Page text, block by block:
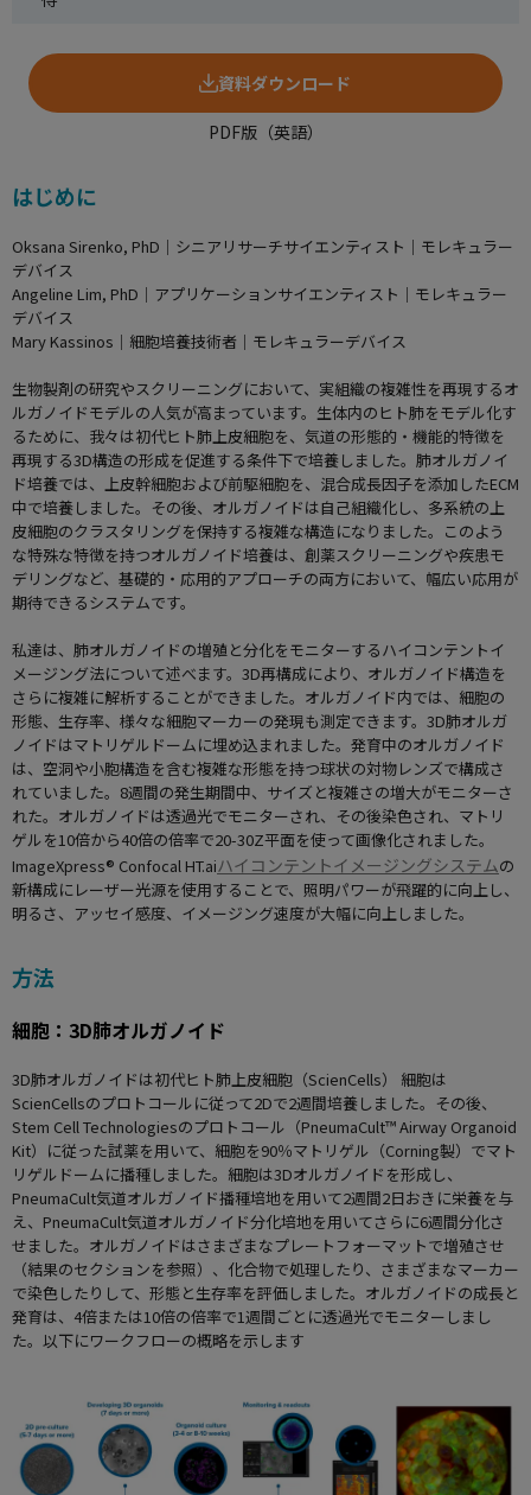
資料ダウンロード
PDF版（英語）
はじめに
Oksana Sirenko, PhD｜シニアリサーチサイエンティスト｜モレキュラー
デバイス
Angeline Lim, PhD｜アプリケーションサイエンティスト｜モレキュラー
デバイス
Mary Kassinos｜細胞培養技術者｜モレキュラーデバイス
生物製剤の研究やスクリーニングにおいて、実組織の複雑性を再現するオ
ルガノイドモデルの人気が高まっています。生体内のヒト肺をモデル化す
るために、我々は初代ヒト肺上皮細胞を、気道の形態的・機能的特徴を
再現する3D構造の形成を促進する条件下で培養しました。肺オルガノイ
ド培養では、上皮幹細胞および前駆細胞を、混合成長因子を添加したECM
中で培養しました。その後、オルガノイドは自己組織化し、多系統の上
皮細胞のクラスタリングを保持する複雑な構造になりました。このよう
な特殊な特徴を持つオルガノイド培養は、創薬スクリーニングや疾患モ
デリングなど、基礎的・応用的アプローチの両方において、幅広い応用が
期待できるシステムです。
私達は、肺オルガノイドの増殖と分化をモニターするハイコンテントイ
メージング法について述べます。3D再構成により、オルガノイド構造を
さらに複雑に解析することができました。オルガノイド内では、細胞の
形態、生存率、様々な細胞マーカーの発現も測定できます。3D肺オルガ
ノイドはマトリゲルドームに埋め込まれました。発育中のオルガノイド
は、空洞や小胞構造を含む複雑な形態を持つ球状の対物レンズで構成さ
れていました。8週間の発生期間中、サイズと複雑さの増大がモニターさ
れた。オルガノイドは透過光でモニターされ、その後染色され、マトリ
ゲルを10倍から40倍の倍率で20-30Z平面を使って画像化されました。
ImageXpress® Confocal HT.aiハイコンテントイメージングシステムの
新構成にレーザー光源を使用することで、照明パワーが飛躍的に向上し、
明るさ、アッセイ感度、イメージング速度が大幅に向上しました。
方法
細胞：3D肺オルガノイド
3D肺オルガノイドは初代ヒト肺上皮細胞（ScienCells） 細胞は
ScienCellsのプロトコールに従って2Dで2週間培養しました。その後、
Stem Cell Technologiesのプロトコール（PneumaCult™ Airway Organoid
Kit）に従った試薬を用いて、細胞を90％マトリゲル（Corning製）でマト
リゲルドームに播種しました。細胞は3Dオルガノイドを形成し、
PneumaCult気道オルガノイド播種培地を用いて2週間2日おきに栄養を与
え、PneumaCult気道オルガノイド分化培地を用いてさらに6週間分化さ
せました。オルガノイドはさまざまなプレートフォーマットで増殖させ
（結果のセクションを参照）、化合物で処理したり、さまざまなマーカー
で染色したりして、形態と生存率を評価しました。オルガノイドの成長と
発育は、4倍または10倍の倍率で1週間ごとに透過光でモニターしまし
た。以下にワークフローの概略を示します